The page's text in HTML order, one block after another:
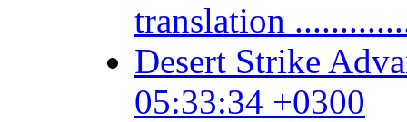
translation
Desert Strike
05:33:34 +0300